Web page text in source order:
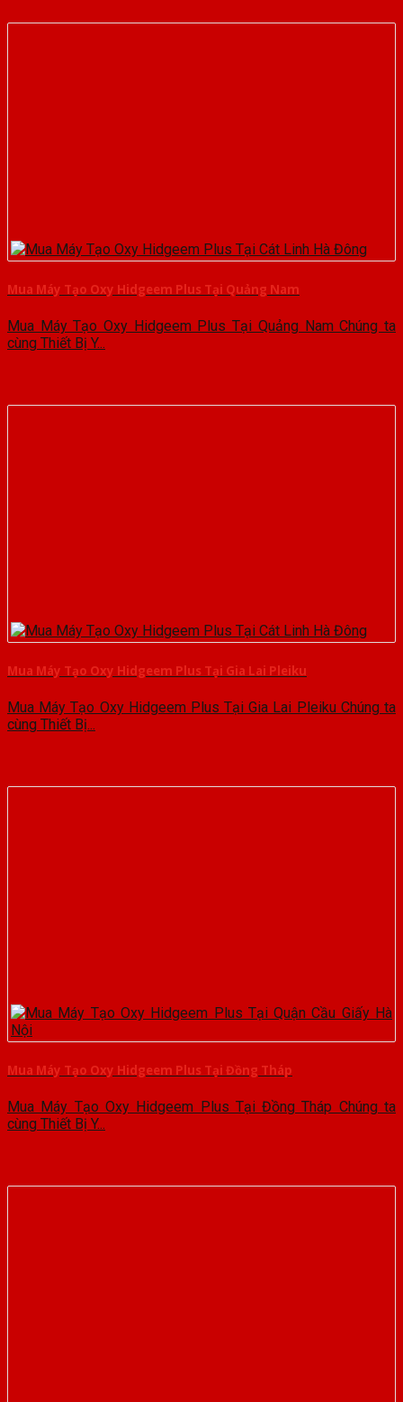
Mua Máy Tạo Oxy Hidgeem Plus Tại Quảng Nam
Mua Máy Tạo Oxy Hidgeem Plus Tại Quảng Nam Chúng ta
cùng Thiết Bị Y...
Mua Máy Tạo Oxy Hidgeem Plus Tại Gia Lai Pleiku
Mua Máy Tạo Oxy Hidgeem Plus Tại Gia Lai Pleiku Chúng ta
cùng Thiết Bị...
Mua Máy Tạo Oxy Hidgeem Plus Tại Đồng Tháp
Mua Máy Tạo Oxy Hidgeem Plus Tại Đồng Tháp Chúng ta
cùng Thiết Bị Y...